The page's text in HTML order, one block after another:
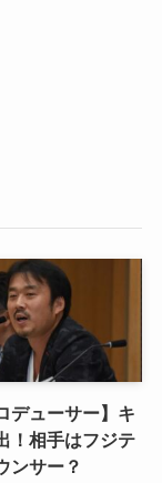
デューサー】キ
！相手はフジテ
ンサー？